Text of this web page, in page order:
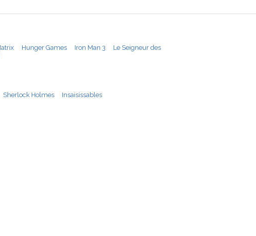
Hunger Games Iron Man 3
Le Seigneur des
Sherlock Holmes Insaisissables